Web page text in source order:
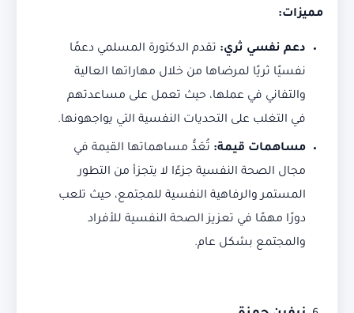
مميزات:
دعم نفسي ثري: تقدم الدكتورة المسلمي دعمًا
نفسيًا ثريًا لمرضاها من خلال مهاراتها العالية
والتفاني في عملها، حيث تعمل على مساعدتهم
في التغلب على التحديات النفسية التي يواجهونها.
مساهمات قيمة: تُعَدُّ مساهماتها القيمة في
مجال الصحة النفسية جزءًا لا يتجزأ من التطور
المستمر والرفاهية النفسية للمجتمع، حيث تلعب
دورًا مهمًا في تعزيز الصحة النفسية للأفراد
والمجتمع بشكل عام.